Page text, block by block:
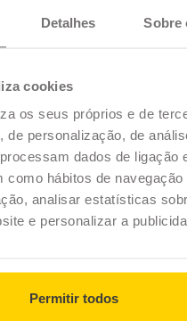
Detalhes Sobre
cookies
os seus próprios e de
de personalização, de
dados de ligação
como hábitos de navegação
analisar estatísticas
e personalizar a
Permitir todos
dos seus pneus, como também
dos seus pneus, mas também
DE PESQUISA DE PNEUS
Nós recomendamos-lhe